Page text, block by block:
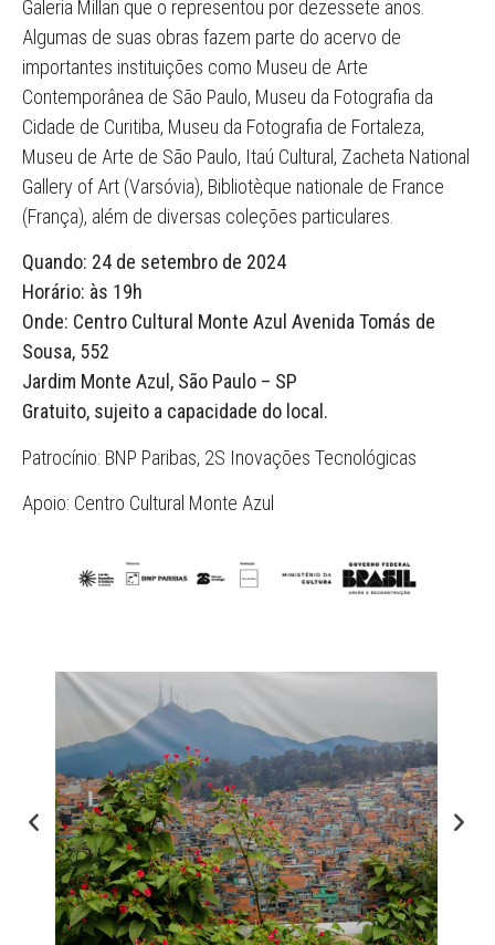
Galeria Millan que o representou por dezessete anos.
Algumas de suas obras fazem parte do acervo de
importantes instituições como Museu de Arte
Contemporânea de São Paulo, Museu da Fotografia da
Cidade de Curitiba, Museu da Fotografia de Fortaleza,
Museu de Arte de São Paulo, Itaú Cultural, Zacheta National
Gallery of Art (Varsóvia), Bibliotèque nationale de France
(França), além de diversas coleções particulares.
Quando: 24 de setembro de 2024
Horário: às 19h
Onde: Centro Cultural Monte Azul Avenida Tomás de
Sousa, 552
Jardim Monte Azul, São Paulo – SP
Gratuito, sujeito a capacidade do local.
Patrocínio: BNP Paribas, 2S Inovações Tecnológicas
Apoio: Centro Cultural Monte Azul